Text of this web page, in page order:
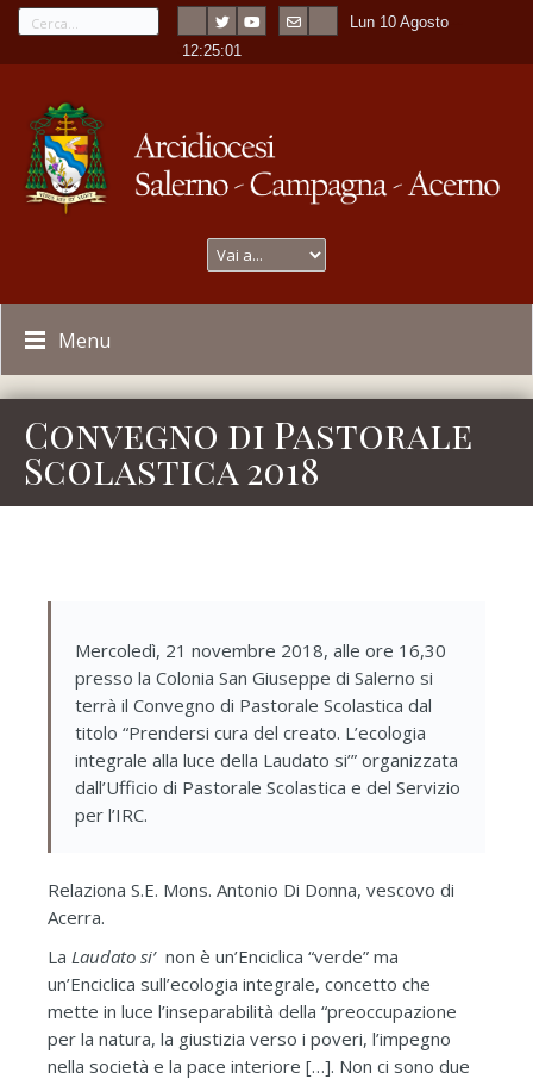
Lun 10 Agosto
12:25:01
Menu
Convegno di Pastorale
Scolastica 2018
Mercoledì, 21 novembre 2018, alle ore 16,30
presso la Colonia San Giuseppe di Salerno si
terrà il Convegno di Pastorale Scolastica dal
titolo “Prendersi cura del creato. L’ecologia
integrale alla luce della Laudato si’” organizzata
dall’Ufficio di Pastorale Scolastica e del Servizio
per l’IRC.
Relaziona S.E. Mons. Antonio Di Donna, vescovo di
Acerra.
La Laudato si’ non è un’Enciclica “verde” ma
un’Enciclica sull’ecologia integrale, concetto che
mette in luce l’inseparabilità della “preoccupazione
per la natura, la giustizia verso i poveri, l’impegno
nella società e la pace interiore […]. Non ci sono due